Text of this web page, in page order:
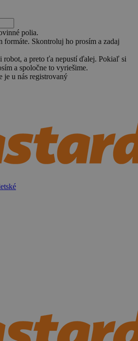
polia.
formáte. Skontroluj ho prosím a zadaj
robot, a preto ťa nepustí ďalej. Pokiaľ si
a spoločne to vyriešime.
je u nás registrovaný